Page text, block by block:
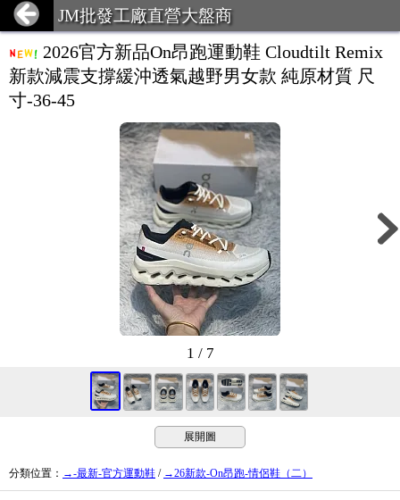
JM批發工廠直營大盤商
2026官方新品On昂跑運動鞋 Cloudtilt Remix
新款減震支撐緩沖透氣越野男女款 純原材質 尺
寸-36-45
1 / 7
展開圖
分類位置 ： →-最新-官方運動鞋 / →26新款-On昂跑-情侶鞋（二）